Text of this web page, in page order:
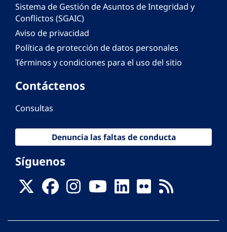
Sistema de Gestión de Asuntos de Integridad y
Conflictos (SGAIC)
Aviso de privacidad
Política de protección de datos personales
Términos y condiciones para el uso del sitio
Contáctenos
Consultas
Denuncia las faltas de conducta
Síguenos